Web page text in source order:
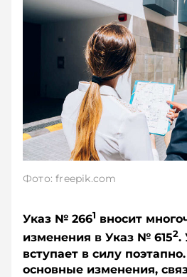
Фото: freepik.com
Указ № 2661 вносит
изменения в Указ № 6152.
вступает в силу
основные изменения,